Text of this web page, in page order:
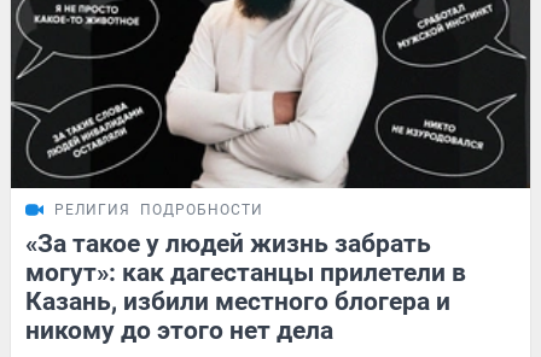
РЕЛИГИЯ ПОДРОБНОСТИ
«За такое у людей жизнь забрать
могут»: как дагестанцы прилетели в
Казань, избили местного блогера и
никому до этого нет дела